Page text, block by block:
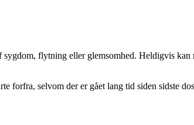
flytning eller glemsomhed. Heldigvis
forfra, selvom der er gået lang tid siden sidste